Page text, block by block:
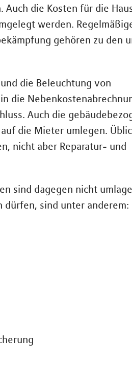
Auch die Kosten für die
werden.
gehören zu den
die Beleuchtung von
die
Auch die
die Mieter umlegen.
nicht aber Reparatur- und
sind dagegen nicht
sind unter anderem: